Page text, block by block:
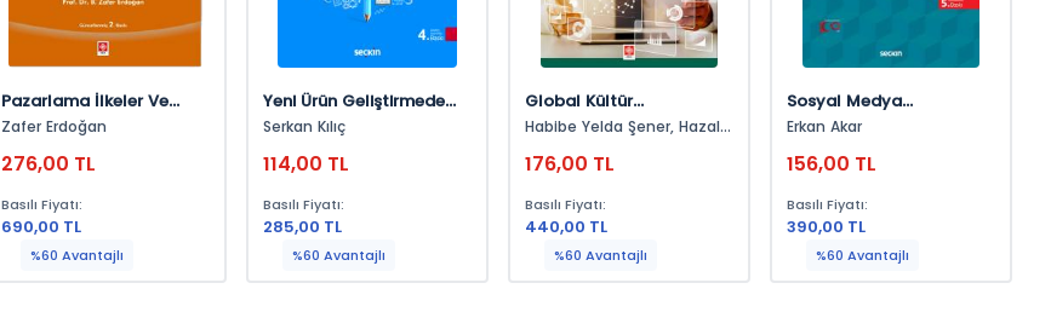
Pazarlama İlkeler Ve
Yönetim B.zafer Erdoğan
Zafer Erdoğan
276,00 TL
Basılı Fiyatı:
690,00 TL
%60 Avantajlı
Yeni Ürün Geliştirmede
İnovasyon (Yeni Ürün
Serkan Kılıç
114,00 TL
Basılı Fiyatı:
285,00 TL
%60 Avantajlı
Global Kültür
Oluşturmada Gerilla
Habibe Yelda Şener, Hazal
176,00 TL
Basılı Fiyatı:
440,00 TL
%60 Avantajlı
Sosyal Medya
Pazarlaması Sosyal
Stratejileri
Erkan Akar
156,00 TL
Basılı Fiyatı:
390,00 TL
%60 Avantajlı